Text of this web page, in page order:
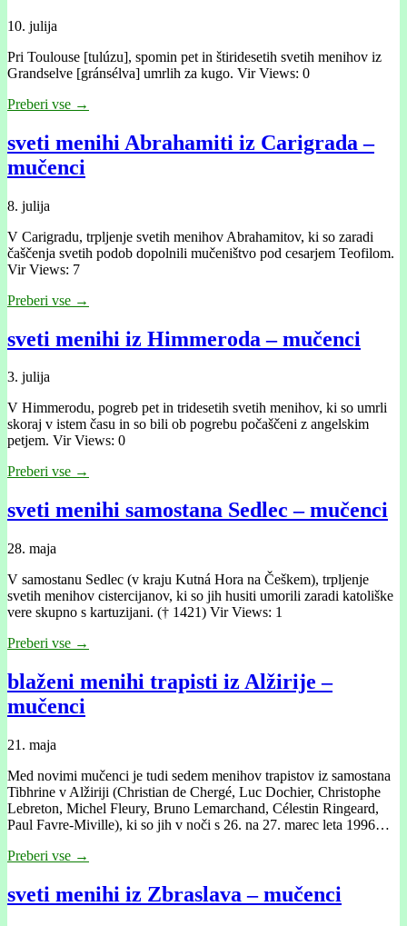
10. julija
Pri Toulouse [tulúzu], spomin pet in štiridesetih svetih menihov iz
Grandselve [gránsélva] umrlih za kugo. Vir Views: 0
Preberi vse →
sveti menihi Abrahamiti iz Carigrada –
mučenci
8. julija
V Carigradu, trpljenje svetih menihov Abrahamitov, ki so zaradi
čaščenja svetih podob dopolnili mučeništvo pod cesarjem Teofilom.
Vir Views: 7
Preberi vse →
sveti menihi iz Himmeroda – mučenci
3. julija
V Himmerodu, pogreb pet in tridesetih svetih menihov, ki so umrli
skoraj v istem času in so bili ob pogrebu počaščeni z angelskim
petjem. Vir Views: 0
Preberi vse →
sveti menihi samostana Sedlec – mučenci
28. maja
V samostanu Sedlec (v kraju Kutná Hora na Češkem), trpljenje
svetih menihov cistercijanov, ki so jih husiti umorili zaradi katoliške
vere skupno s kartuzijani. († 1421) Vir Views: 1
Preberi vse →
blaženi menihi trapisti iz Alžirije –
mučenci
21. maja
Med novimi mučenci je tudi sedem menihov trapistov iz samostana
Tibhrine v Alžiriji (Christian de Chergé, Luc Dochier, Christophe
Lebreton, Michel Fleury, Bruno Lemarchand, Célestin Ringeard,
Paul Favre-Miville), ki so jih v noči s 26. na 27. marec leta 1996…
Preberi vse →
sveti menihi iz Zbraslava – mučenci